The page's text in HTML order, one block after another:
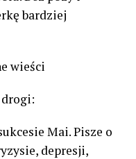
bardziej
wieści
drogi:
Mai. Pisze o
depresji,